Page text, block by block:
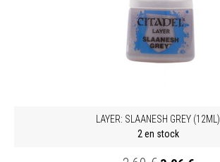
LAYER: SLAANESH GREY (12ML)
2 en stock